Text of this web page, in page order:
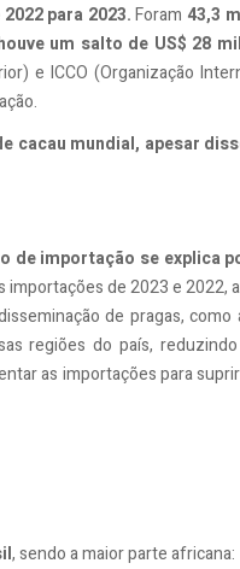
para 2023.Foram 43,3
um salto de US$ 28
e ICCO (Organização
cacau mundial, apesar
de importação se explica
importações de 2023 e 2022,
de pragas, como
regiões do país,
as importações para
, sendo a maior parte africana: